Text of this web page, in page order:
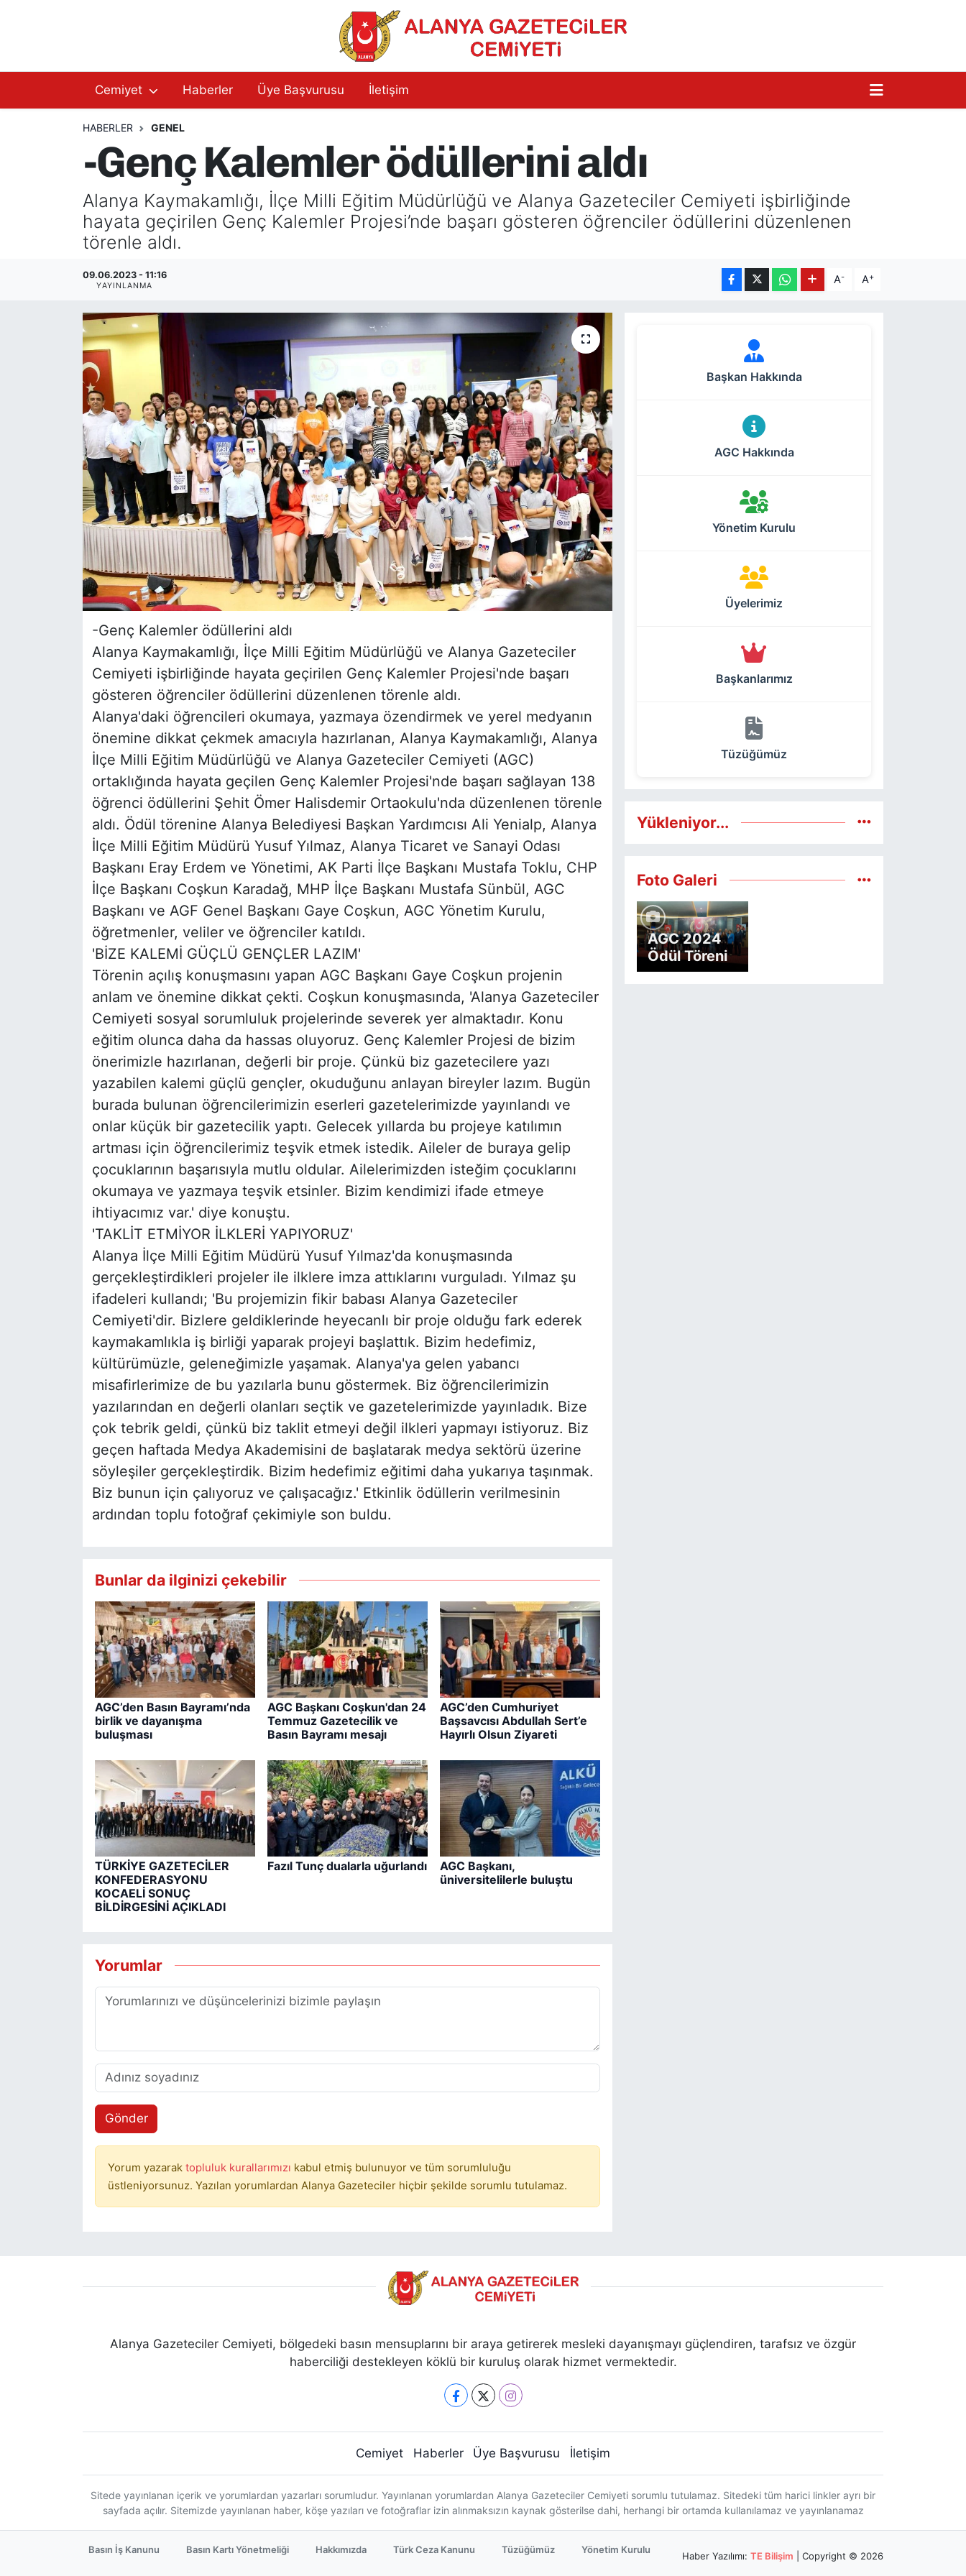
Cemiyet Haberler Üye Başvurusu İletişim
HABERLER GENEL
-Genç Kalemler ödüllerini aldı
Alanya Kaymakamlığı, İlçe Milli Eğitim Müdürlüğü ve Alanya Gazeteciler Cemiyeti işbirliğinde
hayata geçirilen Genç Kalemler Projesi’nde başarı gösteren öğrenciler ödüllerini düzenlenen
törenle aldı.
09.06.2023 - 11:16
YAYINLANMA A- A+
-Genç Kalemler ödüllerini aldı
Alanya Kaymakamlığı, İlçe Milli Eğitim Müdürlüğü ve Alanya Gazeteciler
Cemiyeti işbirliğinde hayata geçirilen Genç Kalemler Projesi'nde başarı
gösteren öğrenciler ödüllerini düzenlenen törenle aldı.
Alanya'daki öğrencileri okumaya, yazmaya özendirmek ve yerel medyanın
önemine dikkat çekmek amacıyla hazırlanan, Alanya Kaymakamlığı, Alanya
İlçe Milli Eğitim Müdürlüğü ve Alanya Gazeteciler Cemiyeti (AGC)
ortaklığında hayata geçilen Genç Kalemler Projesi'nde başarı sağlayan 138
öğrenci ödüllerini Şehit Ömer Halisdemir Ortaokulu'nda düzenlenen törenle
aldı. Ödül törenine Alanya Belediyesi Başkan Yardımcısı Ali Yenialp, Alanya
İlçe Milli Eğitim Müdürü Yusuf Yılmaz, Alanya Ticaret ve Sanayi Odası
Başkanı Eray Erdem ve Yönetimi, AK Parti İlçe Başkanı Mustafa Toklu, CHP
İlçe Başkanı Coşkun Karadağ, MHP İlçe Başkanı Mustafa Sünbül, AGC
Başkanı ve AGF Genel Başkanı Gaye Coşkun, AGC Yönetim Kurulu,
öğretmenler, veliler ve öğrenciler katıldı.
'BİZE KALEMİ GÜÇLÜ GENÇLER LAZIM'
Törenin açılış konuşmasını yapan AGC Başkanı Gaye Coşkun projenin
anlam ve önemine dikkat çekti. Coşkun konuşmasında, 'Alanya Gazeteciler
Cemiyeti sosyal sorumluluk projelerinde severek yer almaktadır. Konu
eğitim olunca daha da hassas oluyoruz. Genç Kalemler Projesi de bizim
önerimizle hazırlanan, değerli bir proje. Çünkü biz gazetecilere yazı
yazabilen kalemi güçlü gençler, okuduğunu anlayan bireyler lazım. Bugün
burada bulunan öğrencilerimizin eserleri gazetelerimizde yayınlandı ve
onlar küçük bir gazetecilik yaptı. Gelecek yıllarda bu projeye katılımın
artması için öğrencilerimiz teşvik etmek istedik. Aileler de buraya gelip
çocuklarının başarısıyla mutlu oldular. Ailelerimizden isteğim çocuklarını
okumaya ve yazmaya teşvik etsinler. Bizim kendimizi ifade etmeye
ihtiyacımız var.' diye konuştu.
'TAKLİT ETMİYOR İLKLERİ YAPIYORUZ'
Alanya İlçe Milli Eğitim Müdürü Yusuf Yılmaz'da konuşmasında
gerçekleştirdikleri projeler ile ilklere imza attıklarını vurguladı. Yılmaz şu
ifadeleri kullandı; 'Bu projemizin fikir babası Alanya Gazeteciler
Cemiyeti'dir. Bizlere geldiklerinde heyecanlı bir proje olduğu fark ederek
kaymakamlıkla iş birliği yaparak projeyi başlattık. Bizim hedefimiz,
kültürümüzle, geleneğimizle yaşamak. Alanya'ya gelen yabancı
misafirlerimize de bu yazılarla bunu göstermek. Biz öğrencilerimizin
yazılarından en değerli olanları seçtik ve gazetelerimizde yayınladık. Bize
çok tebrik geldi, çünkü biz taklit etmeyi değil ilkleri yapmayı istiyoruz. Biz
geçen haftada Medya Akademisini de başlatarak medya sektörü üzerine
söyleşiler gerçekleştirdik. Bizim hedefimiz eğitimi daha yukarıya taşınmak.
Biz bunun için çalıyoruz ve çalışacağız.' Etkinlik ödüllerin verilmesinin
ardından toplu fotoğraf çekimiyle son buldu.
Bunlar da ilginizi çekebilir
AGC’den Basın Bayramı’nda
birlik ve dayanışma
buluşması
AGC Başkanı Coşkun'dan 24
Temmuz Gazetecilik ve
Basın Bayramı mesajı
AGC’den Cumhuriyet
Başsavcısı Abdullah Sert’e
Hayırlı Olsun Ziyareti
TÜRKİYE GAZETECİLER
KONFEDERASYONU
KOCAELİ SONUÇ
BİLDİRGESİNİ AÇIKLADI
Fazıl Tunç dualarla uğurlandı
AGC Başkanı,
üniversitelilerle buluştu
Yorumlar
Gönder
Yorum yazarak topluluk kurallarımızı kabul etmiş bulunuyor ve tüm sorumluluğu
üstleniyorsunuz. Yazılan yorumlardan Alanya Gazeteciler hiçbir şekilde sorumlu tutulamaz.
Başkan Hakkında
AGC Hakkında
Yönetim Kurulu
Üyelerimiz
Başkanlarımız
Tüzüğümüz
Yükleniyor...
Foto Galeri
AGC 2024
Ödül Töreni
Alanya Gazeteciler Cemiyeti, bölgedeki basın mensuplarını bir araya getirerek mesleki dayanışmayı güçlendiren, tarafsız ve özgür
haberciliği destekleyen köklü bir kuruluş olarak hizmet vermektedir.
Cemiyet Haberler Üye Başvurusu İletişim
Sitede yayınlanan içerik ve yorumlardan yazarları sorumludur. Yayınlanan yorumlardan Alanya Gazeteciler Cemiyeti sorumlu tutulamaz. Sitedeki tüm harici linkler ayrı bir
sayfada açılır. Sitemizde yayınlanan haber, köşe yazıları ve fotoğraflar izin alınmaksızın kaynak gösterilse dahi, herhangi bir ortamda kullanılamaz ve yayınlanamaz
Basın İş Kanunu Basın Kartı Yönetmeliği Hakkımızda Türk Ceza Kanunu Tüzüğümüz Yönetim Kurulu
Haber Yazılımı:TE Bilişim | Copyright © 2026
Başkanlarımız
Yönetim Kurulu
Üyelerimiz
Tüzüğümüz
Üye Başvurusu
AGC Hakkında
Yönetim Kurulu
Üyelerimiz
Başkanlarımız
Tüzüğümüz